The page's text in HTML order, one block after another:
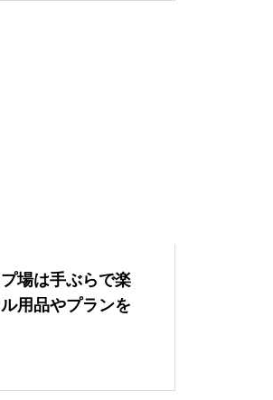
場は手ぶらで楽
用品やプランを